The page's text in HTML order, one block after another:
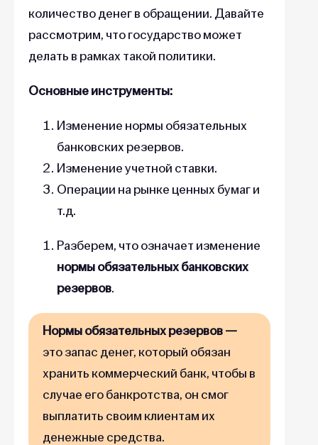
количество денег в обращении. Давайте
рассмотрим, что государство может
делать в рамках такой политики.
Основные инструменты:
Изменение нормы обязательных
банковских резервов.
Изменение учетной ставки.
Операции на рынке ценных бумаг и
т.д.
Разберем, что означает изменение
нормы обязательных банковских
резервов.
Нормы обязательных резервов —
это запас денег, который обязан
хранить коммерческий банк, чтобы в
случае его банкротства, он смог
выплатить своим клиентам их
денежные средства.